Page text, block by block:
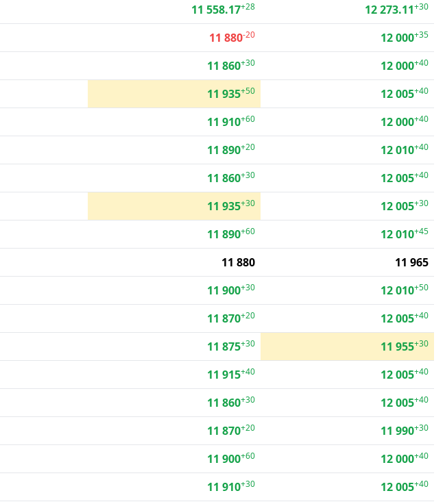
11 558.17+28 12 273.11+30
11 880-20 12 000+35
11 860+30 12 000+40
11 935+50 12 005+40
11 910+60 12 000+40
11 890+20 12 010+40
11 860+30 12 005+40
11 935+30 12 005+30
11 890+60 12 010+45
11 880
11 965
11 900+30 12 010+50
11 870+20 12 005+40
11 875+30 11 955+30
11 915+40 12 005+40
11 860+30 12 005+40
11 870+20 11 990+30
11 900+60 12 000+40
11 910+30 12 005+40